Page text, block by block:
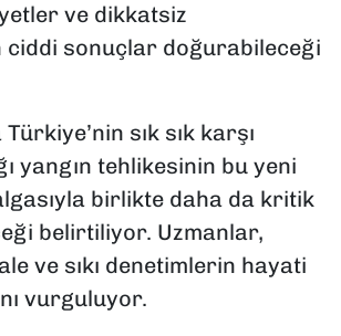
ve dikkatsiz
ciddi sonuçlar doğurabileceği
sık sık karşı
yangın tehlikesinin bu yeni
birlikte daha da kritik
belirtiliyor. Uzmanlar,
ve sıkı denetimlerin hayati
vurguluyor.